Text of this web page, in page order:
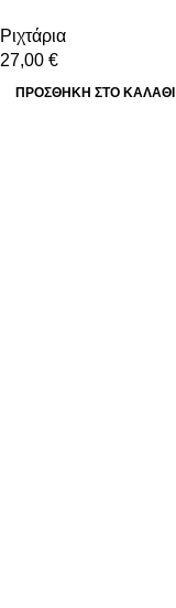
Ριχτάρια
27,00 €
ΠΡΟΣΘΉΚΗ ΣΤΟ ΚΑΛΆΘΙ